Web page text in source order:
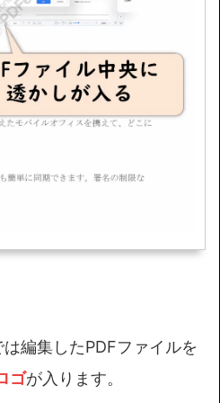
は編集したPDFファイルを
ゴが入ります。